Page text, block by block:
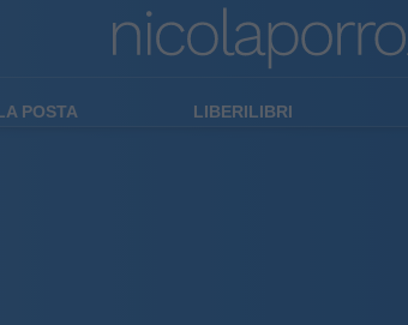
POSTA LIBERILIBRI